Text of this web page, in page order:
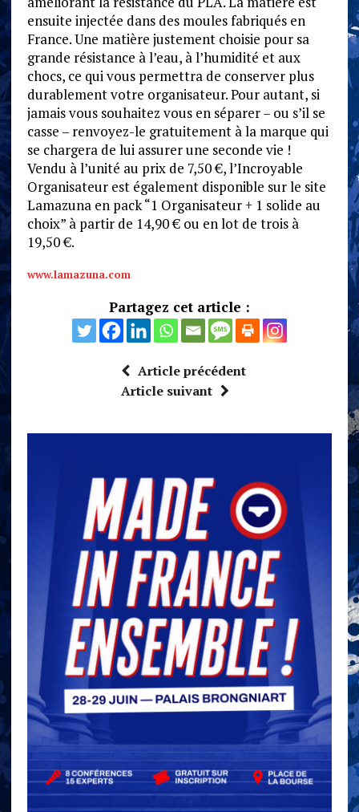
ensuite injectée dans des moules fabriqués en
France. Une matière justement choisie pour sa
grande résistance à l’eau, à l’humidité et aux
chocs, ce qui vous permettra de conserver plus
durablement votre organisateur. Pour autant, si
jamais vous souhaitez vous en séparer – ou s’il se
casse – renvoyez-le gratuitement à la marque qui
se chargera de lui assurer une seconde vie !
Vendu à l’unité au prix de 7,50 €, l’Incroyable
Organisateur est également disponible sur le site
Lamazuna en pack “1 Organisateur + 1 solide au
choix” à partir de 14,90 € ou en lot de trois à
19,50 €.
www.lamazuna.com
Partagez cet article :
Article précédent
Article suivant